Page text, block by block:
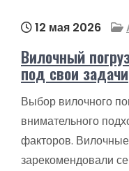
12 мая 2026
Вилочный
под свои задачи
Выбор вилочного
внимательного
факторов. Вилочные
зарекомендовали